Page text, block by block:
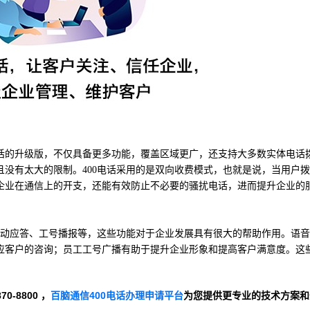
的升级版，不仅具备更多功能，覆盖区域更广，还支持大多数实体电话
有太大的限制。400电话采用的是双向收费模式，也就是说，当用户
在通信上的开支，还能有效防止不必要的骚扰电话，进而提升企业的
应答、工号播报等，这些功能对于企业发展具有很大的帮助作用。语
户的咨询；员工工号广播有助于提升企业形象和提高客户满意度。这
8800 ， 百脑通信400电话办理申请平台为您提供更专业的技术方案